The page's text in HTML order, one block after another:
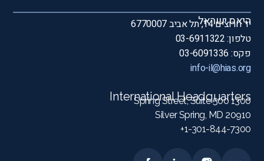
היאס ישראל
יד חרוצים 14, תל אביב 6770007
טלפון: 03-6911322
פקס: 03-6091336
info-il@hias.org
International Headquarters
1300 Spring Street, Suite 500
Silver Spring, MD 20910
1-301-844-7300+